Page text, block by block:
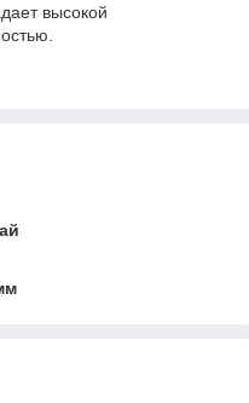
высокой